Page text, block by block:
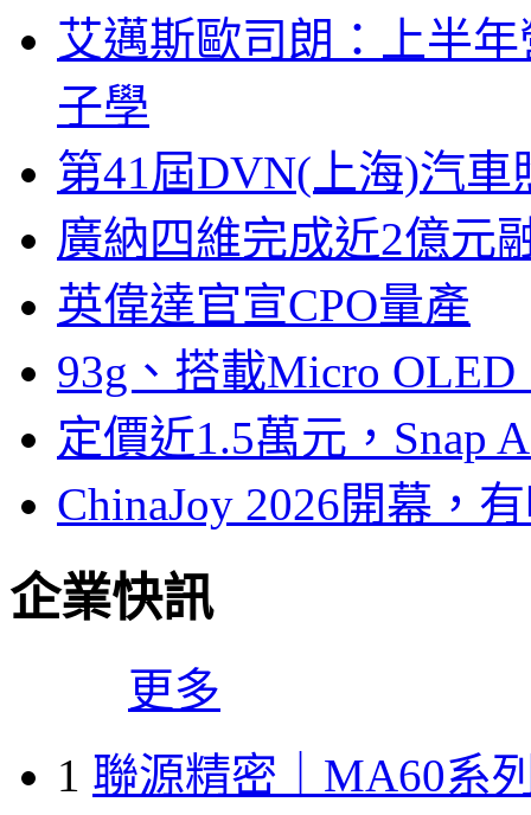
艾邁斯歐司朗：上半
子學
第41屆DVN(上海)汽
廣納四維完成近2億元
英偉達官宣CPO量產
93g、搭載Micro
定價近1.5萬元，Snap
ChinaJoy 2026開幕，
企業快訊
更多
1 聯源精密｜MA60系